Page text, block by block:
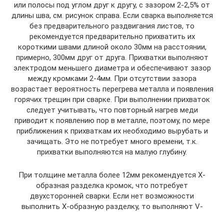
или полосы под углом друг к другу, с зазором 2-2,5% от
длины шва, см. рисунок справа. Если сварка выполняется
без предварительного раздвигания листов, то
рекомендуется предварительно прихватить их
короткими швами длиной около 30мм на расстоянии,
примерно, 300мм друг от друга. Прихватки выполняют
электродом меньшего диаметра и обеспечивают зазор
между кромками 2-4мм. При отсутствии зазора
возрастает вероятность перегрева металла и появления
горячих трещин при сварке. При выполнении прихваток
следует учитывать, что повторный нагрев меди
приводит к появлению пор в металле, поэтому, по мере
приближения к прихваткам их необходимо вырубать и
зачищать. Это не потребует много времени, т.к.
прихватки выполняются на малую глубину.
При толщине металла более 12мм рекомендуется Х-
образная разделка кромок, что потребует
двухсторонней сварки. Если нет возможности
выполнить Х-образную разделку, то выполняют V-